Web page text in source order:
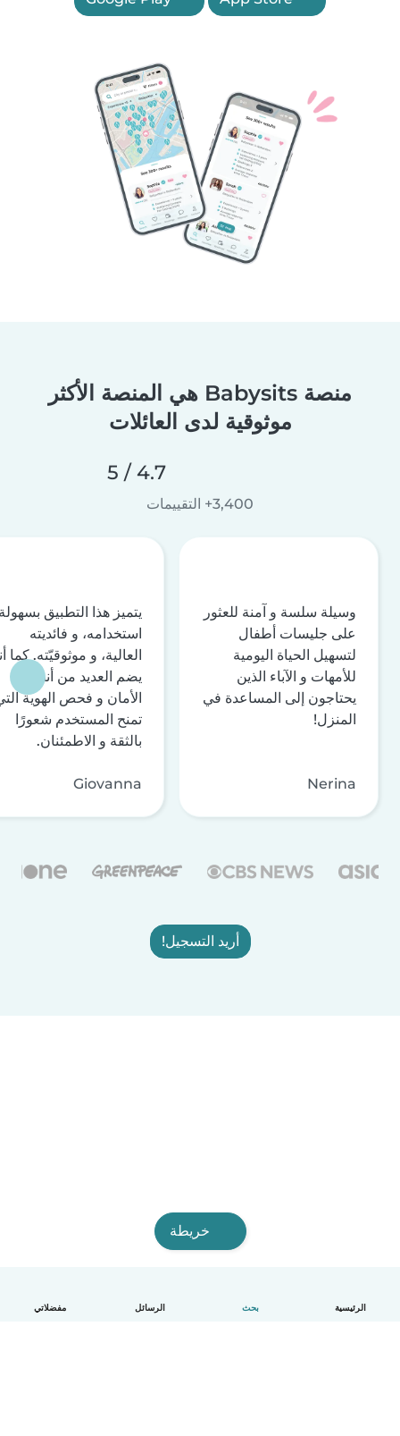
الرئيسية بحث الرسائل مفضلاتي
منصة Babysits هي المنصة الأكثر
موثوقية لدى العائلات
4.7 / 5
3,400+ التقييمات
وسيلة سلسة و آمنة للعثور
على جليسات أطفال
لتسهيل الحياة اليومية
للأمهات و الآباء الذين
يحتاجون إلى المساعدة في
المنزل!
Nerina
يتميز هذا التطبيق
استخدامه، و فائديته
العالية، و موثوقيّته. كما
يضم العديد من أنظمة
الأمان و فحص الهوية
تمنح المستخدم شعورًا
بالثقة و الاطمئنان.
Giovanna
أريد التسجيل!
خريطة